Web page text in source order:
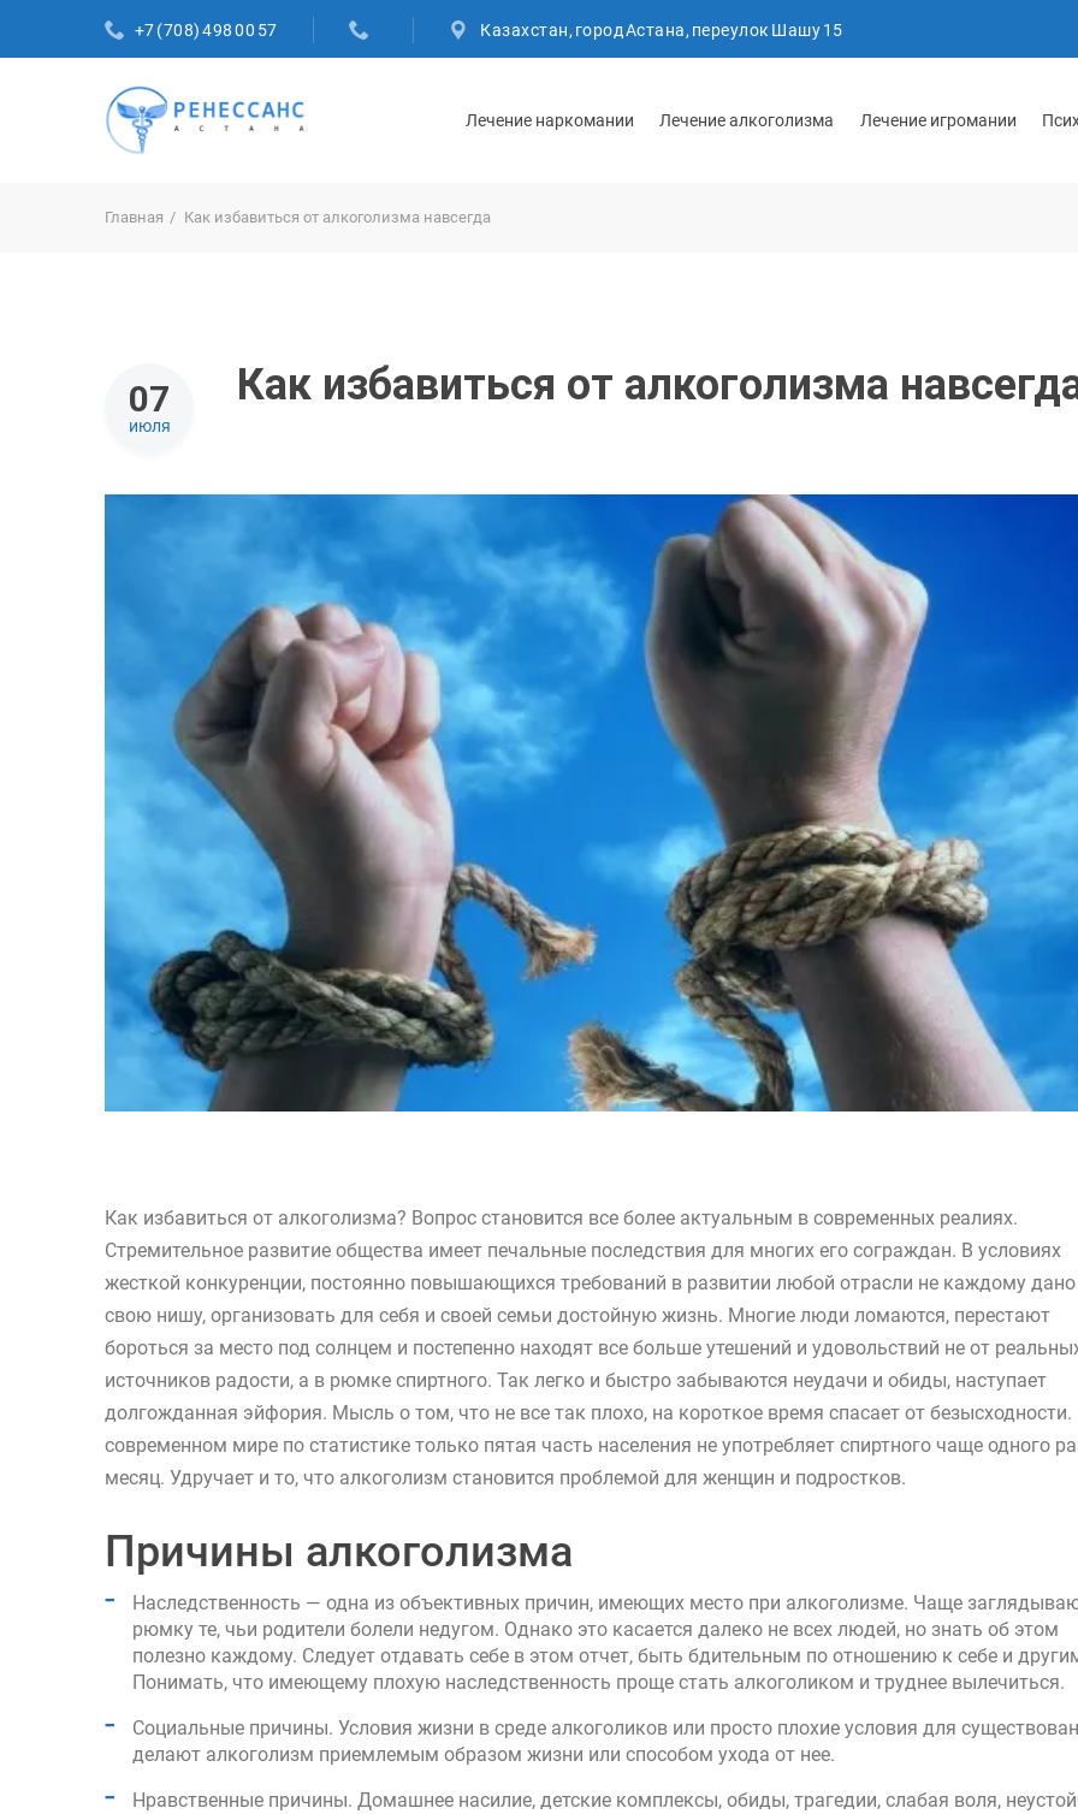
+7 (708) 498 00 57 Казахстан, город Астана, переулок Шашу 15
Лечение наркомании Лечение алкоголизма Лечение игромании
Главная Как избавиться от алкоголизма навсегда
07
июля
Как избавиться от алкоголизма
Как избавиться от алкоголизма? Вопрос становится все более актуальным в современных реалиях.
Стремительное развитие общества имеет печальные последствия для многих его сограждан. В условиях
жесткой конкуренции, постоянно повышающихся требований в развитии любой отрасли не каждому дано
свою нишу, организовать для себя и своей семьи достойную жизнь. Многие люди ломаются, перестают
бороться за место под солнцем и постепенно находят все больше утешений и удовольствий не от
источников радости, а в рюмке спиртного. Так легко и быстро забываются неудачи и обиды, наступает
долгожданная эйфория. Мысль о том, что не все так плохо, на короткое время спасает от
современном мире по статистике только пятая часть населения не употребляет спиртного чаще одного
месяц. Удручает и то, что алкоголизм становится проблемой для женщин и подростков.
Причины алкоголизма
Наследственность — одна из объективных причин, имеющих место при алкоголизме. Чаще
рюмку те, чьи родители болели недугом. Однако это касается далеко не всех людей, но знать об этом
полезно каждому. Следует отдавать себе в этом отчет, быть бдительным по отношению к себе и
Понимать, что имеющему плохую наследственность проще стать алкоголиком и труднее вылечиться.
Социальные причины. Условия жизни в среде алкоголиков или просто плохие условия для
делают алкоголизм приемлемым образом жизни или способом ухода от нее.
Нравственные причины. Домашнее насилие, детские комплексы, обиды, трагедии, слабая воля,